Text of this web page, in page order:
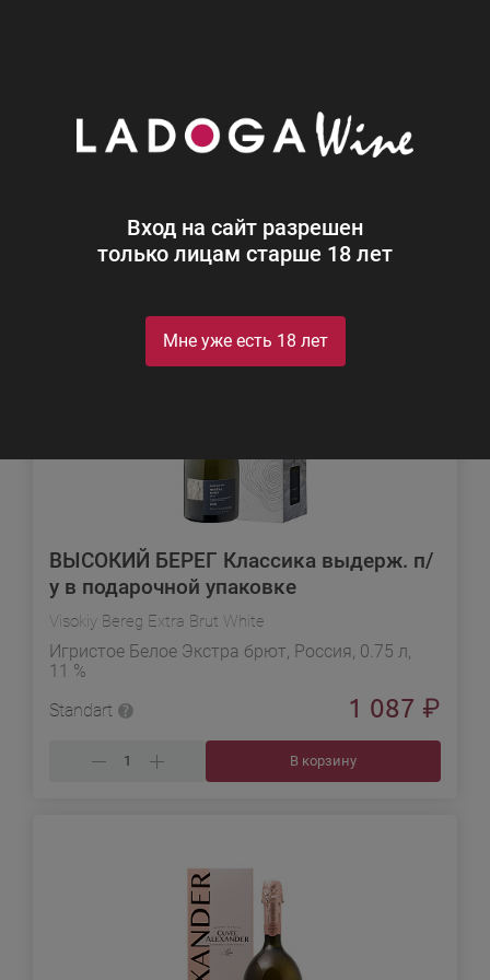
Вход на сайт разрешен
только лицам старше 18 лет
Мне уже есть 18 лет
Игристое
Сортировка
ВЫСОКИЙ БЕРЕГ Классика выдерж. п/
у в подарочной упаковке
Visokiy Bereg Extra Brut White
Игристое Белое Экстра брют, Россия, 0.75 л,
11 %
Standart
1 087 ₽
В корзину